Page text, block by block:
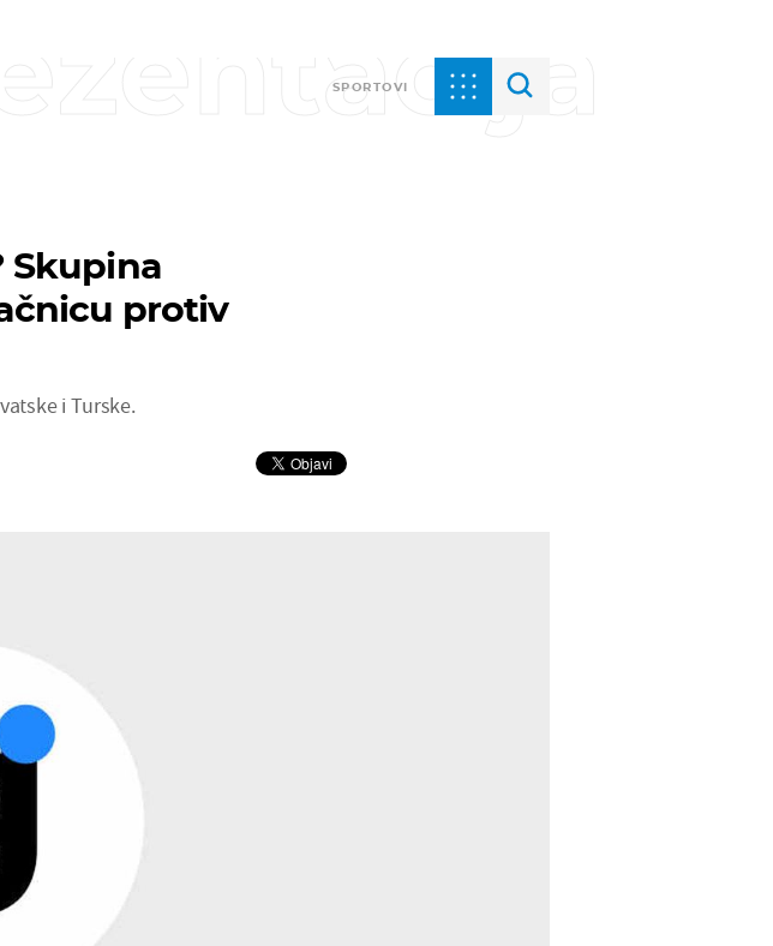
SPORTOVI
Skupina
protiv
i Turske.